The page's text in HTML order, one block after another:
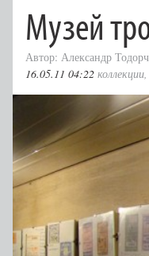
Музей
Автор: Александр
16.05.11 04:22 коллекции